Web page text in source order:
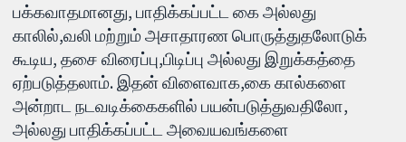
பக்கவாதமானது, பாதிக்கப்பட்ட கை அல்லது
காலில்,வலி மற்றும் அசாதாரண பொருத்துதலோடுக்
கூடிய, தசை விரைப்பு,பிடிப்பு அல்லது இறுக்கத்தை
ஏற்படுத்தலாம். இதன் விளைவாக,கை கால்களை
அன்றாட நடவடிக்கைகளில் பயன்படுத்துவதிலோ,
அல்லது பாதிக்கப்பட்ட அவையவங்களை